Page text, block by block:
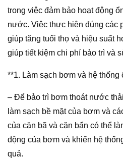
trong việc đảm bảo hoạt động
nước. Việc thực hiện đúng các
giúp tăng tuổi thọ và hiệu suất
giúp tiết kiệm chi phí bảo trì và
**1. Làm sạch bơm và hệ
– Để bảo trì bơm thoát nước
làm sạch bề mặt của bơm và
của cặn bã và cặn bẩn có thể
động của bơm và khiến hệ
quả.